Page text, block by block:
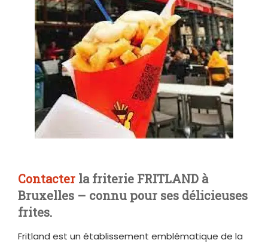
Contacter la friterie FRITLAND à
Bruxelles – connu pour ses délicieuses
frites.
Fritland est un établissement emblématique de la